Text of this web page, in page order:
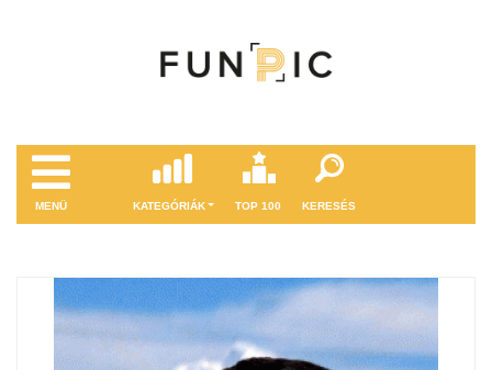
MENÜ KATEGÓRIÁK TOP 100 KERESÉS